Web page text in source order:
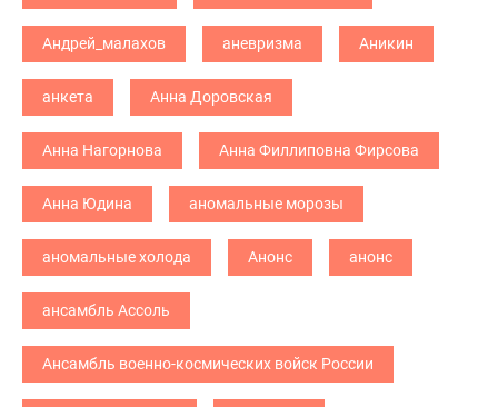
Андрей_малахов аневризма Аникин
анкета Анна Доровская
Анна Нагорнова Анна Филлиповна Фирсова
Анна Юдина аномальные морозы
аномальные холода Анонс анонс
ансамбль Ассоль
Ансамбль военно-космических войск России